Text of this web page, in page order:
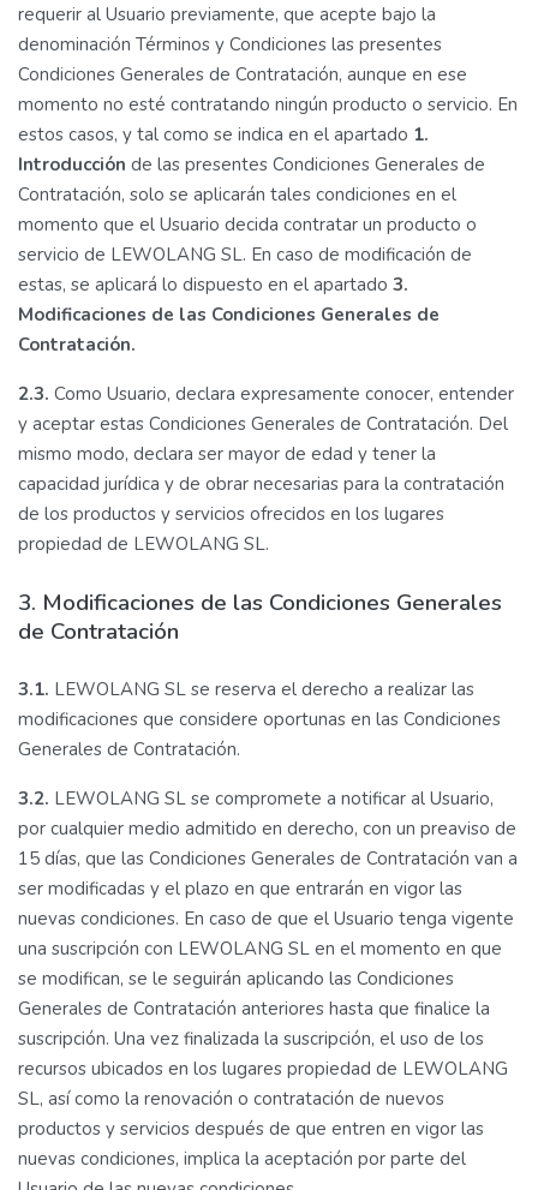
requerir al Usuario previamente, que acepte bajo la
denominación Términos y Condiciones las presentes
Condiciones Generales de Contratación, aunque en ese
momento no esté contratando ningún producto o servicio. En
estos casos, y tal como se indica en el apartado 1.
Introducción de las presentes Condiciones Generales de
Contratación, solo se aplicarán tales condiciones en el
momento que el Usuario decida contratar un producto o
servicio de LEWOLANG SL. En caso de modificación de
estas, se aplicará lo dispuesto en el apartado 3.
Modificaciones de las Condiciones Generales de
Contratación.
2.3. Como Usuario, declara expresamente conocer, entender
y aceptar estas Condiciones Generales de Contratación. Del
mismo modo, declara ser mayor de edad y tener la
capacidad jurídica y de obrar necesarias para la contratación
de los productos y servicios ofrecidos en los lugares
propiedad de LEWOLANG SL.
3. Modificaciones de las Condiciones Generales
de Contratación
3.1. LEWOLANG SL se reserva el derecho a realizar las
modificaciones que considere oportunas en las Condiciones
Generales de Contratación.
3.2. LEWOLANG SL se compromete a notificar al Usuario,
por cualquier medio admitido en derecho, con un preaviso de
15 días, que las Condiciones Generales de Contratación van a
ser modificadas y el plazo en que entrarán en vigor las
nuevas condiciones. En caso de que el Usuario tenga vigente
una suscripción con LEWOLANG SL en el momento en que
se modifican, se le seguirán aplicando las Condiciones
Generales de Contratación anteriores hasta que finalice la
suscripción. Una vez finalizada la suscripción, el uso de los
recursos ubicados en los lugares propiedad de LEWOLANG
SL, así como la renovación o contratación de nuevos
productos y servicios después de que entren en vigor las
nuevas condiciones, implica la aceptación por parte del